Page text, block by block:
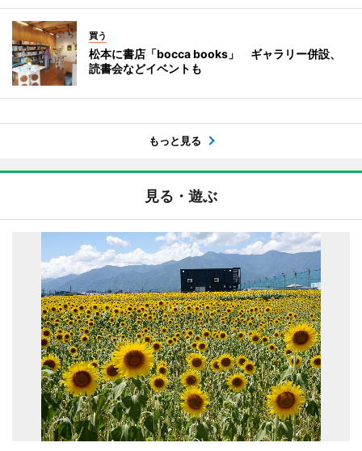
買う
松本に書店「bocca books」 ギャラリー併設、
読書会などイベントも
もっと見る
見る・遊ぶ